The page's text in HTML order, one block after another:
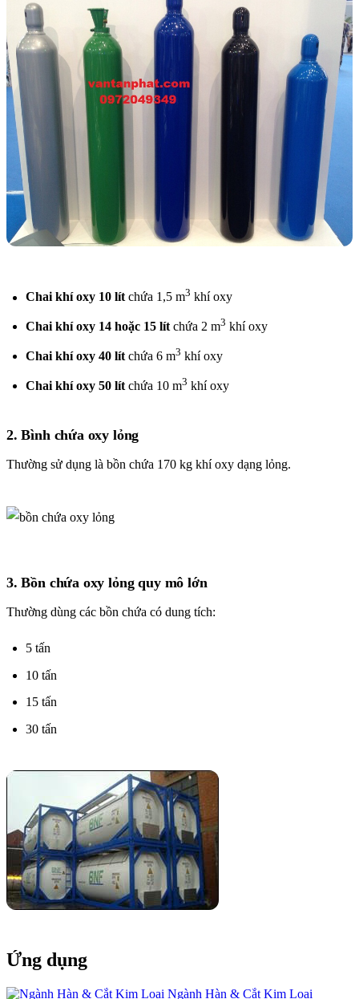
Chai khí oxy 10 lítchứa 1,5 m3 khí oxy
Chai khí oxy 14 hoặc 15 lítchứa 2 m3 khí oxy
Chai khí oxy 40 lít chứa 6 m3 khí oxy
Chai khí oxy 50 lít chứa 10 m3 khí oxy
2. Bình chứa oxy lỏng
Thường sử dụng là bồn chứa 170 kg khí oxy dạng lỏng.
3. Bồn chứa oxy lỏng quy mô lớn
Thường dùng các bồn chứa có dung tích:
5 tấn
10 tấn
15 tấn
30 tấn
Ứng dụng
Ngành Hàn & Cắt Kim Loại